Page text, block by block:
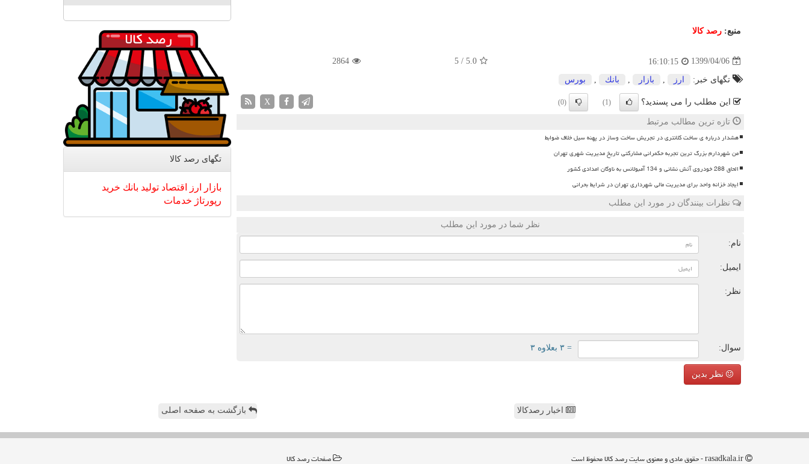
منبع: رصد كالا
1399/04/06
16:10:15
5.0
/
5
2864
تگهای خبر: ارز بازار بانك بورس
این مطلب را می پسندید؟ (1)
(0)
X
تازه ترین مطالب مرتبط
هشدار درباره ی ساخت کلانتری در تجریش ساخت وساز در پهنه سیل خلاف ضوابط
من شهردارم بزرگ ترین تجربه حکمرانی مشارکتی تاریخ مدیریت شهری تهران
الحاق 288 خودروی آتش نشانی و 134 آمبولانس به ناوگان امدادی کشور
ایجاد خزانه واحد برای مدیریت مالی شهرداری تهران در شرایط بحرانی
نظرات بینندگان در مورد این مطلب
نظر شما در مورد این مطلب
نام:
ایمیل:
نظر:
سوال: = ۳ بعلاوه ۳
نظر بدین
تگهای رصد كالا
بازار ارز اقتصاد تولید بانك خرید
رپورتاژ خدمات
اخبار رصدکالا بازگشت به صفحه اصلی
صفحات رصد كالا